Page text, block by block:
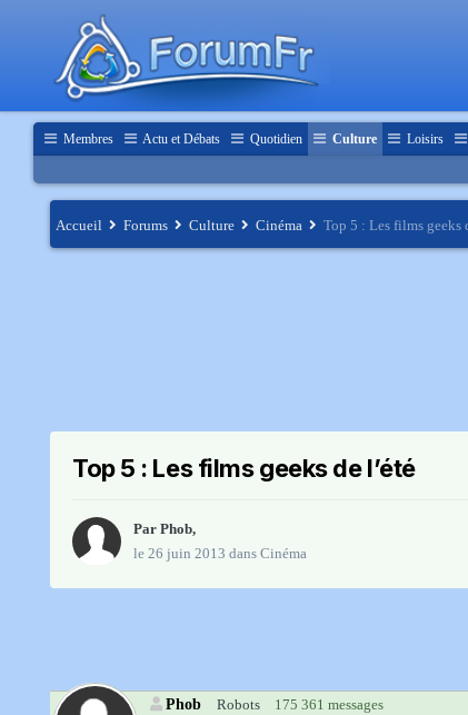
Membres Actu et Débats Quotidien Culture Loisirs
Accueil Forums Culture Cinéma Top 5 : Les films geeks
Top 5 : Les films geeks de l’été
Par Phob,
le 26 juin 2013 dans Cinéma
Phob Robots
175 361 messages